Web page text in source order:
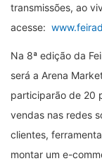
transmissões, ao
acesse:
Na 8ª edição da
será a Arena
participarão de 20
vendas nas redes
clientes,
montar um e-